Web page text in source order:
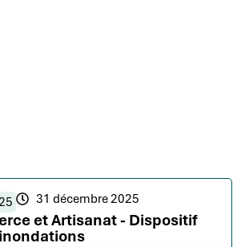
31 décembre 2025
et Artisanat - Dispositif